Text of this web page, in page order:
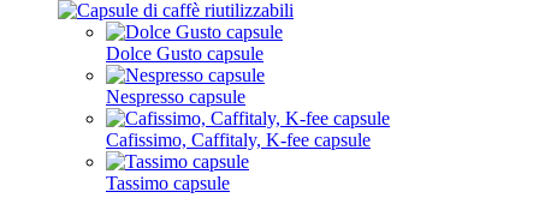
Dolce Gusto capsule
Nespresso capsule
Cafissimo, Caffitaly, K-fee capsule
Tassimo capsule